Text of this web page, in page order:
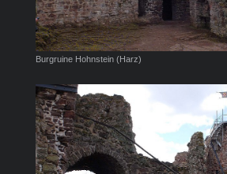
Burgruine Hohnstein (Harz)